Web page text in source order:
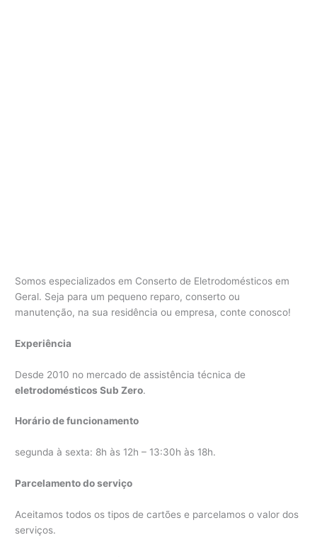
Somos especializados em Conserto de Eletrodomésticos em
Geral. Seja para um pequeno reparo, conserto ou
manutenção, na sua residência ou empresa, conte conosco!
Experiência
Desde 2010 no mercado de assistência técnica de
eletrodomésticos Sub Zero.
Horário de funcionamento
segunda à sexta: 8h às 12h – 13:30h às 18h.
Parcelamento do serviço
Aceitamos todos os tipos de cartões e parcelamos o valor dos
serviços.